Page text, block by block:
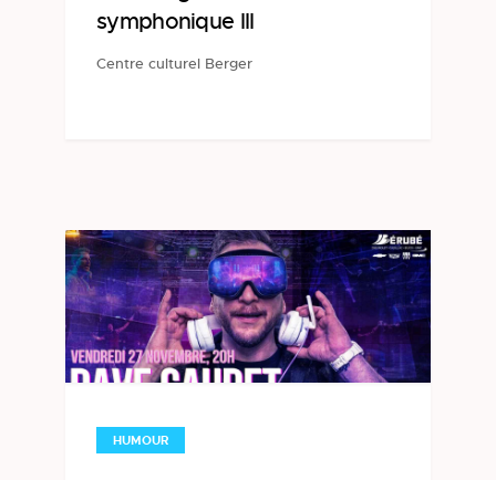
symphonique III
Centre culturel Berger
HUMOUR